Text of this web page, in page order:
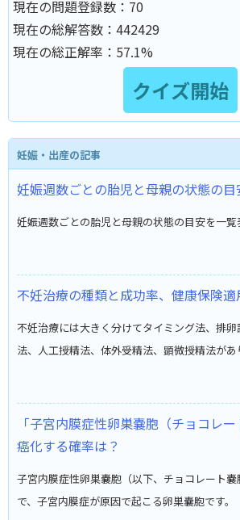
現在の問題登録数： 70
現在の総解答数： 442429
現在の総正解率： 57.1%
妊娠・出産の記事
妊娠週数ごとの胎児と母親の状態の
妊娠週数ごとの胎児と母親の状態の目安を一覧
不妊治療の種類と成功率、健康保険適
不妊治療には大きく分けてタイミング法、排
法、人工授精法、体外受精法、顕微授精法があ
「子宮内膜症性卵巣嚢胞（チョコレ
癌化する確率は？
子宮内膜症性卵巣嚢胞（以下、チョコレート
で、子宮内膜症が原因で起こる卵巣嚢胞です。